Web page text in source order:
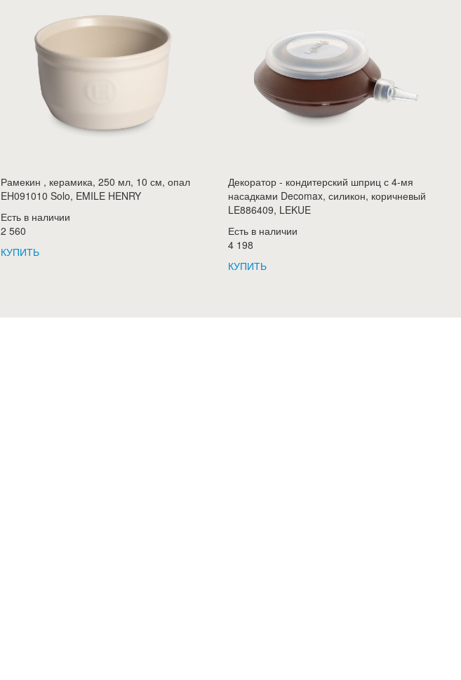
Рамекин , керамика, 250 мл, 10 см, опал
EH091010 Solo, EMILE HENRY
Есть в наличии
2 560
КУПИТЬ
Декоратор - кондитерский шприц с 4-мя
насадками Decomax, силикон, коричневый
LE886409, LEKUE
Есть в наличии
4 198
КУПИТЬ